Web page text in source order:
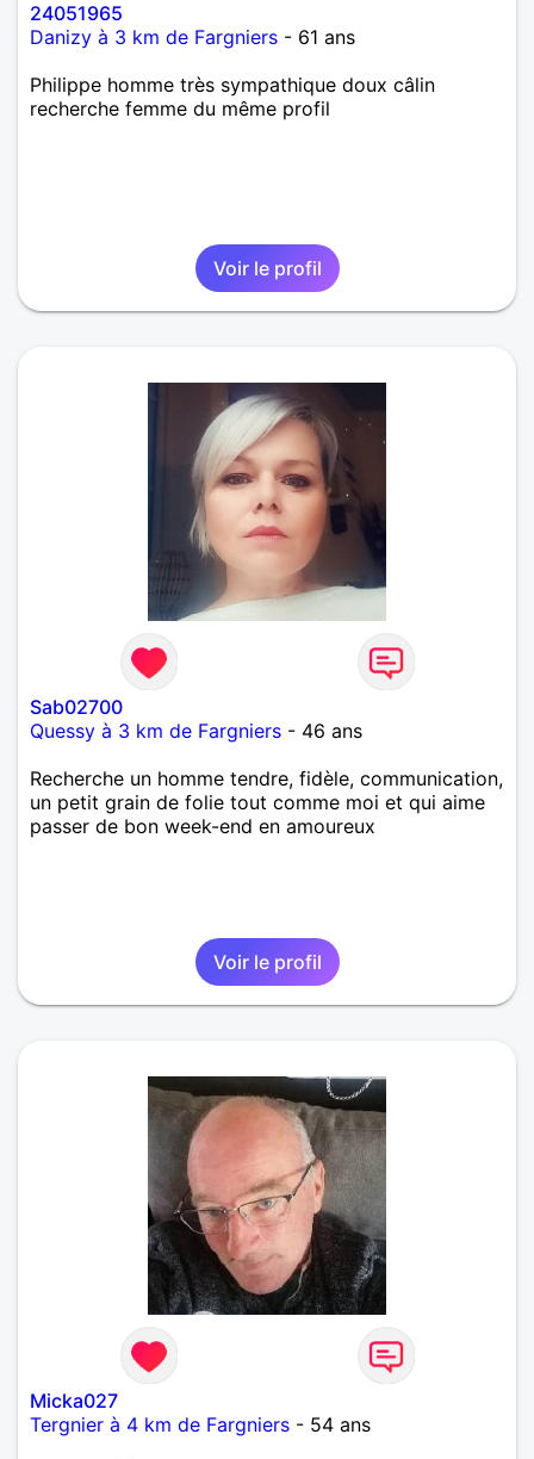
24051965
Danizy à 3 km de Fargniers - 61 ans
Philippe homme très sympathique doux câlin
recherche femme du même profil
Voir le profil
Sab02700
Quessy à 3 km de Fargniers - 46 ans
Recherche un homme tendre, fidèle, communication,
un petit grain de folie tout comme moi et qui aime
passer de bon week-end en amoureux
Voir le profil
Micka027
Tergnier à 4 km de Fargniers - 54 ans